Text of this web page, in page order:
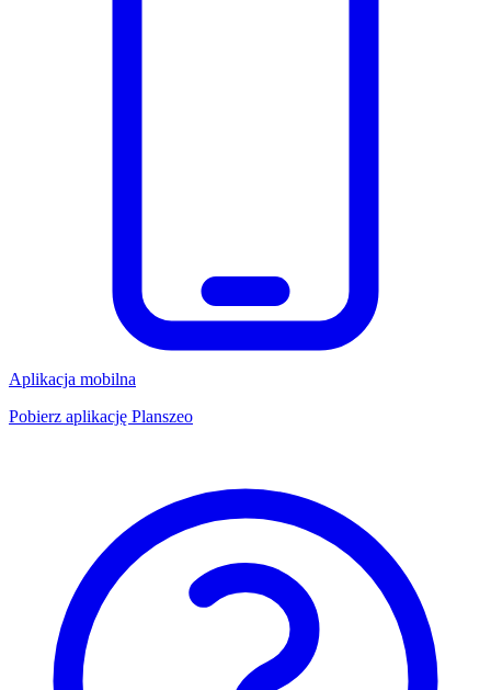
Aplikacja mobilna
Pobierz aplikację Planszeo